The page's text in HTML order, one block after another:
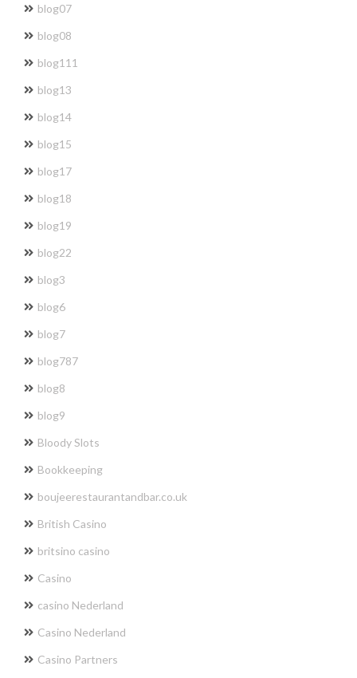
blog07
blog08
blog111
blog13
blog14
blog15
blog17
blog18
blog19
blog22
blog3
blog6
blog7
blog787
blog8
blog9
Bloody Slots
Bookkeeping
boujeerestaurantandbar.co.uk
British Casino
britsino casino
Casino
casino Nederland
Casino Nederland
Casino Partners